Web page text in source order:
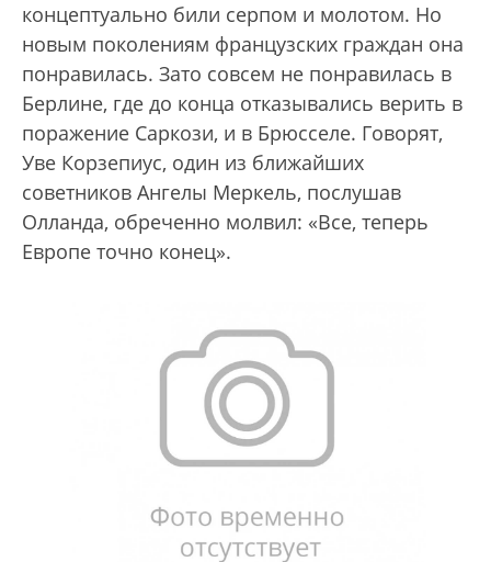
концептуально били серпом и молотом. Но
новым поколениям французских граждан она
понравилась. Зато совсем не понравилась в
Берлине, где до конца отказывались верить в
поражение Саркози, и в Брюсселе. Говорят,
Уве Корзепиус, один из ближайших
советников Ангелы Меркель, послушав
Олланда, обреченно молвил: «Все, теперь
Европе точно конец».